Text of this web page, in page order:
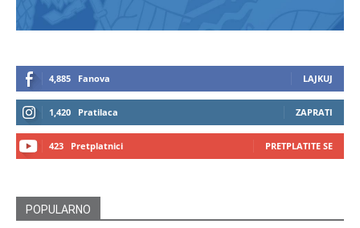
4,885 Fanova LAJKUJ
1,420 Pratilaca ZAPRATI
423 Pretplatnici PRETPLATITE SE
POPULARNO